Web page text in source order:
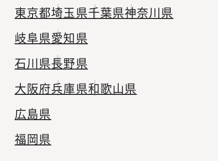
東京都埼玉県千葉県神奈川県
岐阜県愛知県
石川県長野県
大阪府兵庫県和歌山県
広島県
福岡県